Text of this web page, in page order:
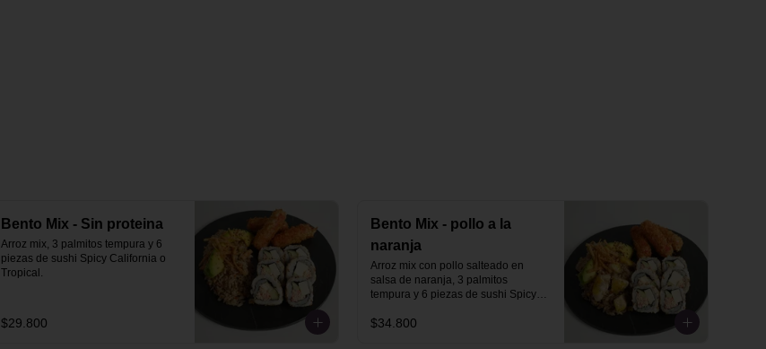
Bento Mix - Sin proteina
Arroz mix, 3 palmitos tempura y 6
piezas de sushi Spicy California o
Tropical.
$29.800
Bento Mix - pollo a la
naranja
Arroz mix con pollo salteado en
salsa de naranja, 3 palmitos
tempura y 6 piezas de sushi Spicy
$34.800